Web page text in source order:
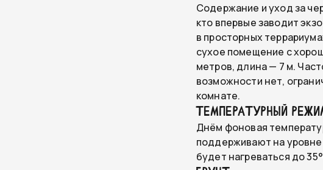
Содержание и уход за
кто впервые заводит
в просторных
сухое помещение с
метров, длина — 7 м.
возможности нет,
комнате.
Температурный
Днём фоновая
поддерживают на уровне
будет нагреваться до